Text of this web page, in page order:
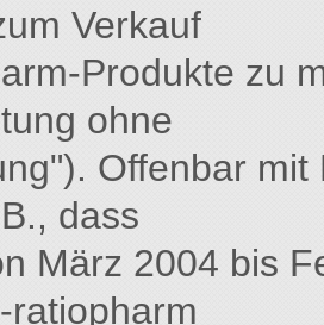
Verkauf
Produkte zu
ohne
Offenbar
dass
März 2004 bis
ratiopharm